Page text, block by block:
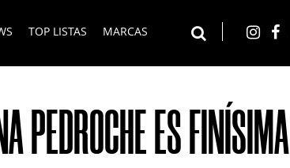
TOP LISTAS MARCAS
PEDROCHE ES FINÍSIMA